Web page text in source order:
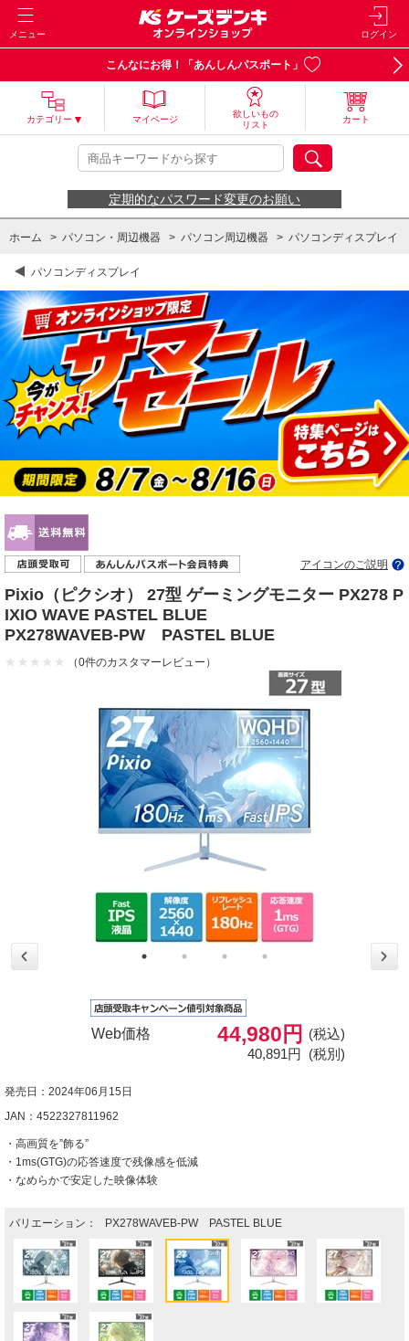
メニュー ログイン
こんなにお得！「あんしんパスポート」
カテゴリー マイページ
欲しいもの
リスト
カート
定期的なパスワード変更のお願い
ホーム > パソコン・周辺機器 > パソコン周辺機器 > パソコンディスプレイ
パソコンディスプレイ
アイコンのご説明
Pixio（ピクシオ） 27型 ゲーミングモニター PX278 P
IXIO WAVE PASTEL BLUE
PX278WAVEB-PW PASTEL BLUE
（0件のカスタマーレビュー）
Web価格 44,980円
(税込)
40,891円 (税別)
発売日：2024年06月15日
JAN：4522327811962
・高画質を”飾る”
・1ms(GTG)の応答速度で残像感を低減
・なめらかで安定した映像体験
バリエーション： PX278WAVEB-PW PASTEL BLUE